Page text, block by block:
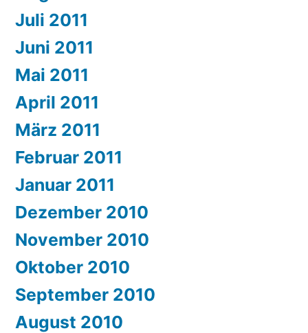
Juli 2011
Juni 2011
Mai 2011
April 2011
März 2011
Februar 2011
Januar 2011
Dezember 2010
November 2010
Oktober 2010
September 2010
August 2010